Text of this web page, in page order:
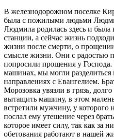
В железнодорожном поселке
была с пожилыми людьми
Людмила родилась здесь и была
станции, а сейчас жизнь
жизни после смерти, о
смысле жизни. Они с радостью
попросили прощения у
машинах, мы могли разделиться
направлениях с Евангелием.
Морозовка увязли в грязь,
вытащить машину, в этом
встретили мужчину, у которого
послал ему утешение через
которое имеет силу, так как за
обетования работают в нашей